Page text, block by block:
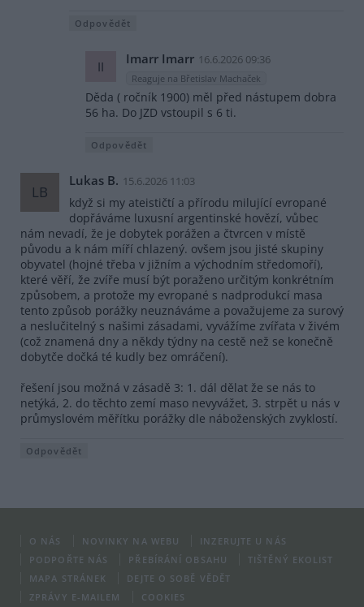
Odpovědět
II Imarr Imarr 16.6.2026 09:36
Reaguje na Břetislav Machaček
Děda ( ročník 1900) měl před nástupem dobra
56 ha. Do JZD vstoupil s 6 ti.
Odpovědět
LB
Lukas B. 15.6.2026 11:03
když si my ateističtí a přírodu milující evropané
dopřáváme luxusní argentinské hovězí, vůbec
nám nevadí, že je dobytek porážen a čtvrcen v místě
původu a k nám míří chlazený. ovšem jsou jisté skupiny
obyvatel (hojné třeba v jižním a východním středomoří),
které věří, že zvíře musí být poraženo určitým konkrétním
způsobem, a protože my evropané s nadprodukcí masa
tento způsob porážky neuznáváme a považujeme za surový
a neslučitelný s našimi zásadami, vyvážíme zvířata v živém
(což znamená dny a někdy týdny na cestě než se konečně
dobytče dočká té kudly bez omráčení).
řešení jsou možná v zásadě 3: 1. dál dělat že se nás to
netýká, 2. do těchto zemí maso nevyvážet, 3. strpět u nás v
průmyslovém měřítku porážky dle náboženských zvyklostí.
Odpovědět
O NÁS NOVINKY NA WEBU
INZERUJTE U NÁS
PODPOŘTE NÁS
PŘEBÍRÁNÍ OBSAHU
TIŠTĚNÝ EKOLIST
MAPA STRÁNEK
DEJTE O SOBĚ VĚDĚT
ZPRÁVY E-MAILEM
COOKIES